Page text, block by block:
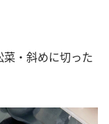
・斜めに切った